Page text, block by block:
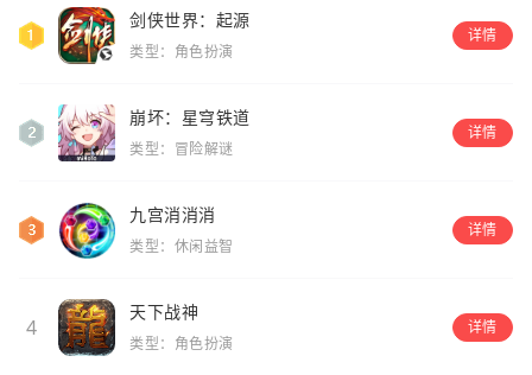
剑侠世界：起源
类型：角色扮演
详情
崩坏：星穹铁道
类型：冒险解谜
详情
九宫消消消
类型：休闲益智
详情
4
天下战神
类型：角色扮演
详情